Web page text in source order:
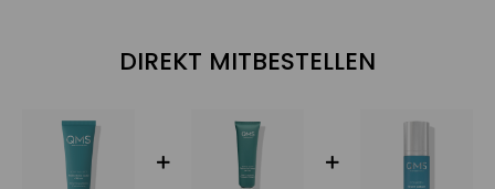
DIREKT MITBESTELLEN